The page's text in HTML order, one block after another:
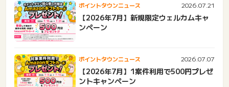
ポイントタウンニュース 2026.07.21
【2026年7月】新規限定ウェルカムキャ
ンペーン
ポイントタウンニュース 2026.07.07
【2026年7月】1案件利用で500円プレゼ
ントキャンペーン